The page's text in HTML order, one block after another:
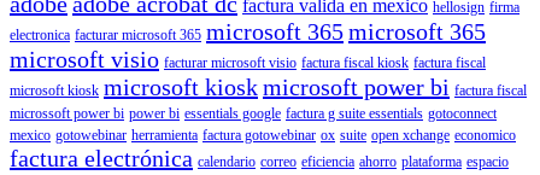
factura valida en mexico hellosign firma
electronica facturar microsoft 365 microsoft 365microsoft 365
microsoft visio facturar microsoft visio factura fiscal kiosk factura fiscal
microsoft kiosk microsoft kioskmicrosoft power bi factura fiscal
microssoft power bi power bi essentials google factura g suite essentials gotoconnect
mexico gotowebinar herramienta factura gotowebinar ox suite open xchange economico
factura electrónica calendario correo eficiencia ahorro plataforma espacio